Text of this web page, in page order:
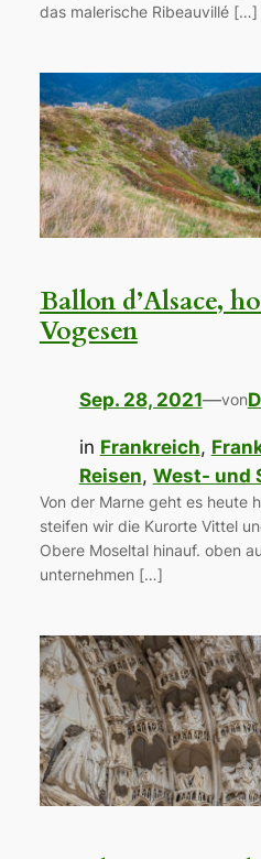
das malerische Ribeauvillé […]
Ballon d’Alsace,
Vogesen
Sep. 28, 2021—von
in Frankreich,
Reisen, West- und
Von der Marne geht es heute
steifen wir die Kurorte Vittel
Obere Moseltal hinauf. oben
unternehmen […]